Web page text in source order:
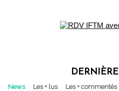
DERNIÈRE
News Les + lus Les + commentés